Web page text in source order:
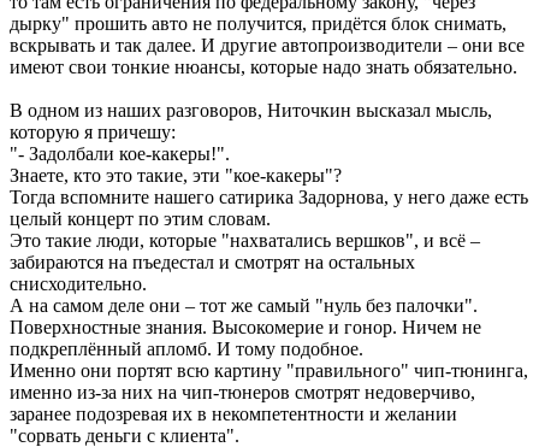
дырку" прошить авто не получится, придётся блок снимать,
вскрывать и так далее. И другие автопроизводители – они все
имеют свои тонкие нюансы, которые надо знать обязательно.
В одном из наших разговоров, Ниточкин высказал мысль,
которую я причешу:
"- Задолбали кое-какеры!".
Знаете, кто это такие, эти "кое-какеры"?
Тогда вспомните нашего сатирика Задорнова, у него даже есть
целый концерт по этим словам.
Это такие люди, которые "нахватались вершков", и всё –
забираются на пъедестал и смотрят на остальных
снисходительно.
А на самом деле они – тот же самый "нуль без палочки".
Поверхностные знания. Высокомерие и гонор. Ничем не
подкреплённый апломб. И тому подобное.
Именно они портят всю картину "правильного" чип-тюнинга,
именно из-за них на чип-тюнеров смотрят недоверчиво,
заранее подозревая их в некомпетентности и желании
"сорвать деньги с клиента".